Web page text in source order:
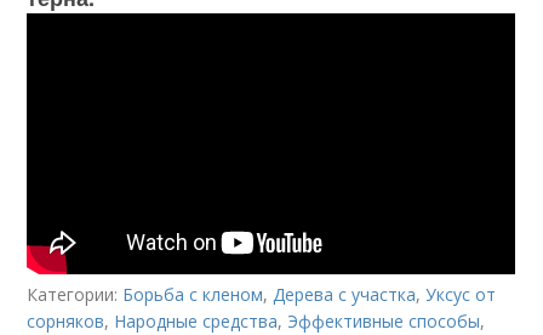
Категории: Борьба с кленом,Дерева с участка,Уксус от
сорняков, Народные средства, Эффективные способы,